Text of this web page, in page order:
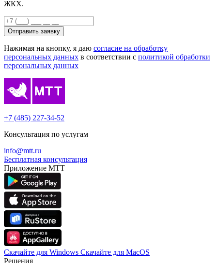
ЖКХ.
Отправить заявку
Нажимая на кнопку, я даю согласие на обработку
персональных данных в соответствии с политикой обработки
персональных данных
+7 (485) 227-34-52
Консультация по услугам
info@mtt.ru
Бесплатная консультация
Приложение МТТ
Скачайте для Windows Cкачайте для MacOS
Решения